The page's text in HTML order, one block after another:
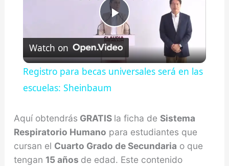
Play
Video
Watch on
Registro para becas universales será en las
escuelas: Sheinbaum
Aquí obtendrás GRATIS la ficha de Sistema
Respiratorio Humano para estudiantes que
cursan el Cuarto Grado de Secundaria o que
tengan 15 años de edad. Este contenido